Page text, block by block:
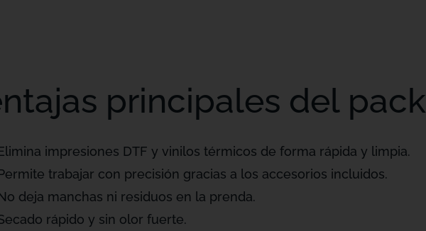
principales del pack
impresiones DTF y vinilos térmicos de forma rápida y limpia.
trabajar con precisión gracias a los accesorios incluidos.
deja manchas ni residuos en la prenda.
rápido y sin olor fuerte.